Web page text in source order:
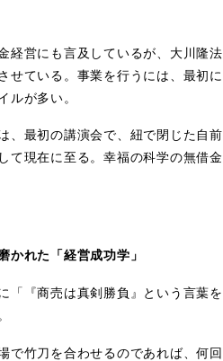
経営にも言及しているが、大川隆
せている。事業を行うには、最初
ルが多い。
、最初の講演会で、紐で閉じた自
て現在に至る。幸福の科学の無借
かれた「経営成功学」
「『商売は真剣勝負』という言葉
で竹刀を合わせるのであれば、何